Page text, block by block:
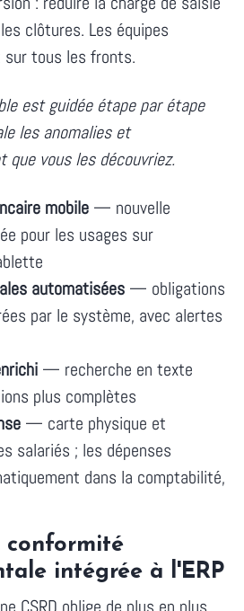
clôtures. Les équipes
sur tous les fronts.
est guidée étape par étape
les anomalies et
que vous les découvriez.
mobile — nouvelle
pour les usages sur
automatisées — obligations
par le système, avec alertes
— recherche en texte
plus complètes
— carte physique et
salariés ; les dépenses
dans la comptabilité,
conformité
intégrée à l'ERP